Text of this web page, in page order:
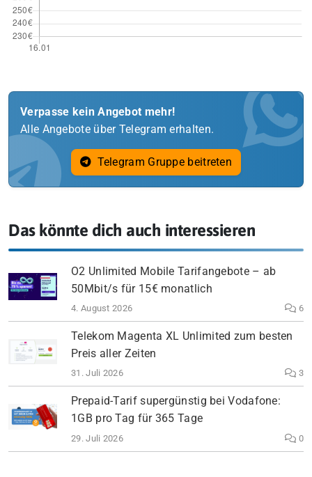
Verpasse kein Angebot mehr!
Alle Angebote über Telegram erhalten.
Telegram Gruppe beitreten
Das könnte dich auch interessieren
O2 Unlimited Mobile Tarifangebote – ab
50Mbit/s für 15€ monatlich
4. August 2026 6
Telekom Magenta XL Unlimited zum besten
Preis aller Zeiten
31. Juli 2026 3
Prepaid-Tarif supergünstig bei Vodafone:
1GB pro Tag für 365 Tage
29. Juli 2026 0